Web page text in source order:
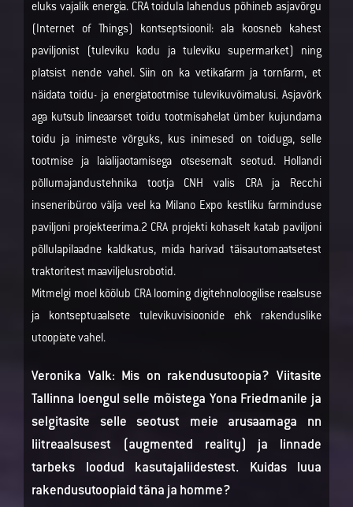
eluks vajalik energia. CRA toidula lahendus põhineb asjavõrgu
(Internet of Things) kontseptsioonil: ala koosneb kahest
paviljonist (tuleviku kodu ja tuleviku supermarket) ning
platsist nende vahel. Siin on ka vetikafarm ja tornfarm, et
näidata toidu- ja energiatootmise tulevikuvõimalusi. Asjavõrk
aga kutsub lineaarset toidu tootmisahelat ümber kujundama
toidu ja inimeste võrguks, kus inimesed on toiduga, selle
tootmise ja laialijaotamisega otsesemalt seotud. Hollandi
põllumajandustehnika tootja CNH valis CRA ja Recchi
inseneribüroo välja veel ka Milano Expo kestliku farminduse
paviljoni projekteerima.2 CRA projekti kohaselt katab paviljoni
põllulapilaadne kaldkatus, mida harivad täisautomaatsetest
traktoritest maaviljelusrobotid.
Mitmelgi moel kõõlub CRA looming digitehnoloogilise reaalsuse
ja kontseptuaalsete tulevikuvisioonide ehk rakenduslike
utoopiate vahel.
Veronika Valk: Mis on rakendus­utoopia? Viitasite
Tallinna loengul selle mõistega Yona Friedmanile ja
selgitasite selle seotust meie arusaamaga nn
liitreaalsusest (augmented reality) ja linnade
tarbeks loodud kasutajaliidestest. Kuidas luua
rakendusutoopiaid täna ja homme?